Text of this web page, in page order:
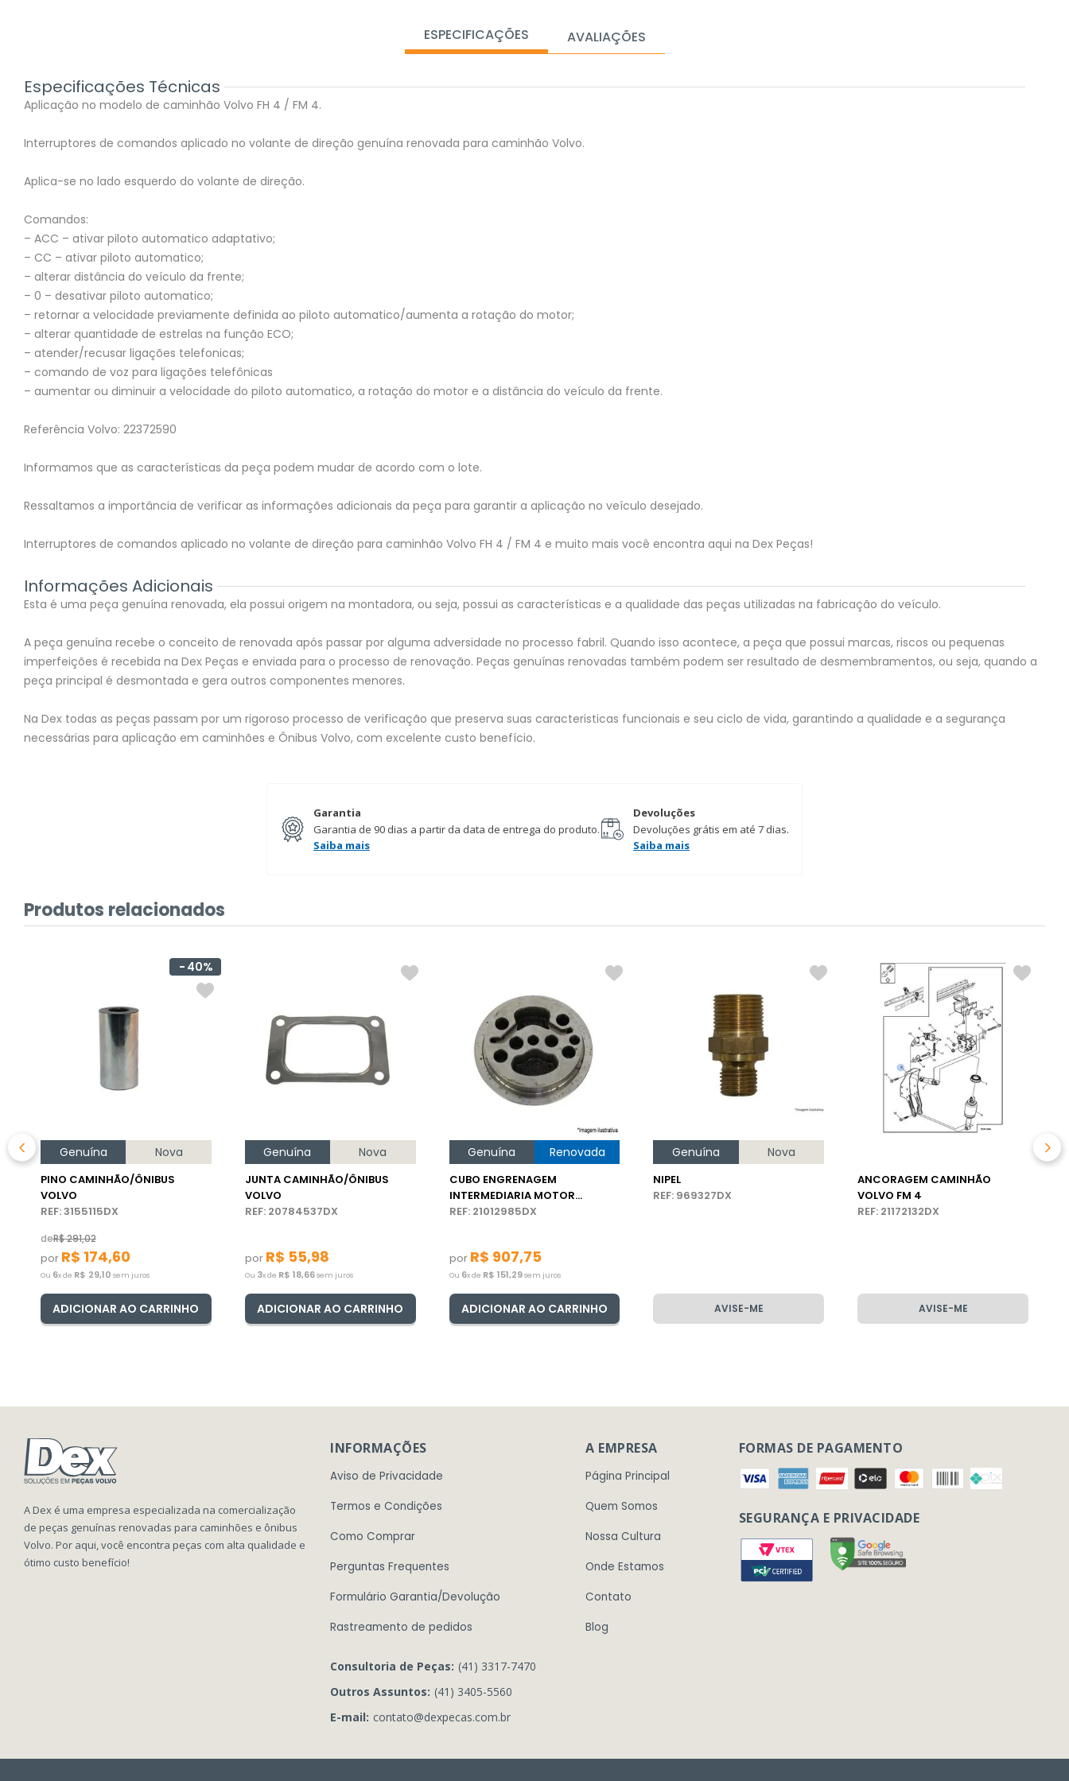
ESPECIFICAÇÕES AVALIAÇÕES
Especificações Técnicas
Aplicação no modelo de caminhão Volvo FH 4 / FM 4.
Interruptores de comandos aplicado no volante de direção genuína renovada para caminhão Volvo.
Aplica-se no lado esquerdo do volante de direção.
Comandos:
– ACC – ativar piloto automatico adaptativo;
– CC – ativar piloto automatico;
– alterar distância do veículo da frente;
– 0 – desativar piloto automatico;
– retornar a velocidade previamente definida ao piloto automatico/aumenta a rotação do motor;
– alterar quantidade de estrelas na função ECO;
– atender/recusar ligações telefonicas;
– comando de voz para ligações telefônicas
– aumentar ou diminuir a velocidade do piloto automatico, a rotação do motor e a distância do veículo da frente.
Referência Volvo: 22372590
Informamos que as características da peça podem mudar de acordo com o lote.
Ressaltamos a importância de verificar as informações adicionais da peça para garantir a aplicação no veículo desejado.
Interruptores de comandos aplicado no volante de direção para caminhão Volvo FH 4 / FM 4 e muito mais você encontra aqui na Dex Peças!
Informações Adicionais
Esta é uma peça genuína renovada, ela possui origem na montadora, ou seja, possui as características e a qualidade das peças utilizadas na fabricação do veículo.
A peça genuína recebe o conceito de renovada após passar por alguma adversidade no processo fabril. Quando isso acontece, a peça que possui marcas, riscos ou pequenas
imperfeições é recebida na Dex Peças e enviada para o processo de renovação. Peças genuínas renovadas também podem ser resultado de desmembramentos, ou seja, quando a
peça principal é desmontada e gera outros componentes menores.
Na Dex todas as peças passam por um rigoroso processo de verificação que preserva suas caracteristicas funcionais e seu ciclo de vida, garantindo a qualidade e a segurança
necessárias para aplicação em caminhões e Ônibus Volvo, com excelente custo benefício.
Garantia
Garantia de 90 dias a partir da data de entrega do produto.
Saiba mais
Devoluções
Devoluções grátis em até 7 dias.
Saiba mais
Produtos relacionados
40%
Genuína Nova
PINO CAMINHÃO/ÔNIBUS
VOLVO
REF: 3155115DX
deR$291,02
por R$ 174,60
Ou 6x de R$ 29,10 sem juros
ADICIONAR AO CARRINHO
Genuína Nova
JUNTA CAMINHÃO/ÔNIBUS
VOLVO
REF: 20784537DX
por R$ 55,98
Ou 3x de R$ 18,66sem juros
ADICIONAR AO CARRINHO
Genuína Renovada
CUBO ENGRENAGEM
INTERMEDIARIA MOTOR
CAMINHÃO/ÔNIBUS VOLVO
REF: 21012985DX
por R$ 907,75
Ou 6x de R$ 151,29sem juros
ADICIONAR AO CARRINHO
Genuína Nova
NIPEL
REF: 969327DX
AVISE-ME
ANCORAGEM CAMINHÃO
VOLVO FM 4
REF: 21172132DX
AVISE-ME
A Dex é uma empresa especializada na comercialização
de peças genuínas renovadas para caminhões e ônibus
Volvo. Por aqui, você encontra peças com alta qualidade e
ótimo custo benefício!
INFORMAÇÕES
Aviso de Privacidade
Termos e Condições
Como Comprar
Perguntas Frequentes
Formulário Garantia/Devolução
Rastreamento de pedidos
Consultoria de Peças: (41) 3317-7470
Outros Assuntos: (41) 3405-5560
E-mail: contato@dexpecas.com.br
A EMPRESA
Página Principal
Quem Somos
Nossa Cultura
Onde Estamos
Contato
Blog
FORMAS DE PAGAMENTO
SEGURANÇA E PRIVACIDADE